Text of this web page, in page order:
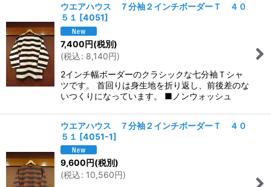
並び順:
絞り込む
ウエアハウス ７分袖２インチボーダーＴ ４０
５１ [4051]
7,400円(税別)
(税込: 8,140円)
2インチ幅ボーダーのクラシックな七分袖Ｔシャ
ツです。 首回りは身生地を折り返し、前後差のな
いつくりになっています。 ■ノンウォッシュ
ウエアハウス ７分袖２インチボーダーＴ ４０
５１ [4051-1]
9,600円(税別)
(税込: 10,560円)